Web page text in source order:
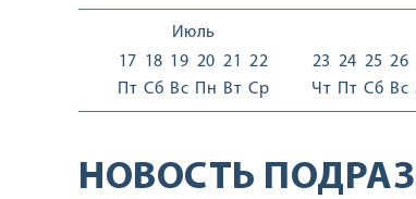
Июль
17
Пт
18
Сб
19
Вс
20
Пн
21
Вт
22
Ср
23
Чт
24
Пт
25
Сб
26
Вс
НОВОСТЬ